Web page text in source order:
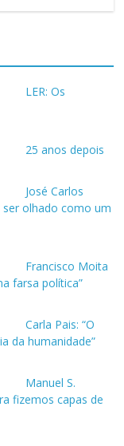
LER: Os
25 anos depois
José Carlos
ser olhado como um
Francisco Moita
farsa política”
Carla Pais: “O
da humanidade”
Manuel S.
fizemos capas de